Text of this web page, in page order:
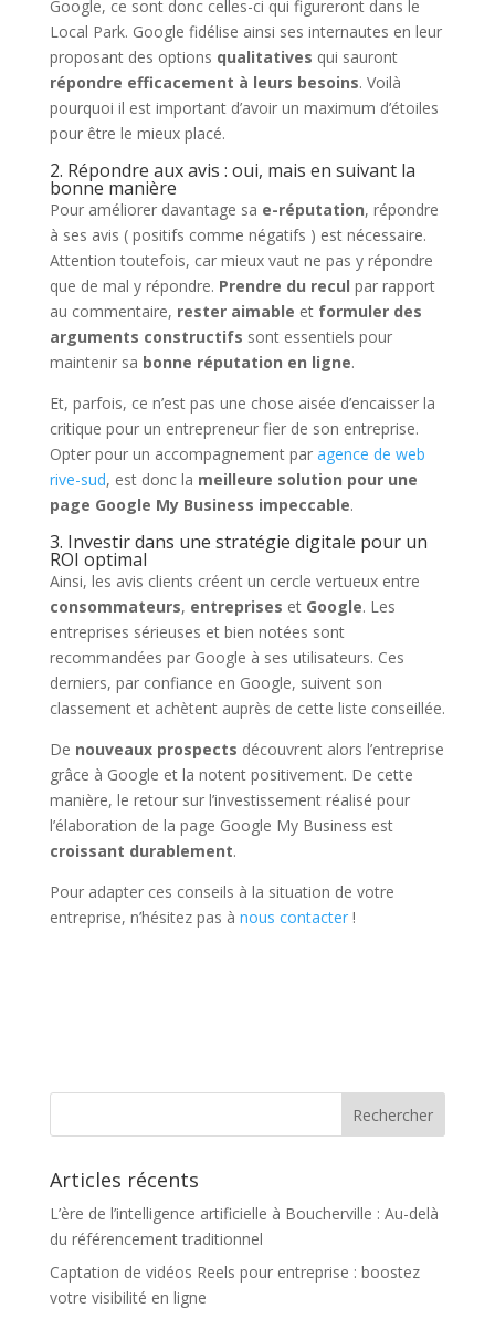
Google, ce sont donc celles-ci qui figureront dans le
Local Park. Google fidélise ainsi ses internautes en leur
proposant des options qualitatives qui sauront
répondre efficacement à leurs besoins. Voilà
pourquoi il est important d’avoir un maximum d’étoiles
pour être le mieux placé.
2. Répondre aux avis : oui, mais en suivant la
bonne manière
Pour améliorer davantage sa e-réputation, répondre
à ses avis ( positifs comme négatifs ) est nécessaire.
Attention toutefois, car mieux vaut ne pas y répondre
que de mal y répondre. Prendre du recul par rapport
au commentaire, rester aimable et formuler des
arguments constructifs sont essentiels pour
maintenir sa bonne réputation en ligne.
Et, parfois, ce n’est pas une chose aisée d’encaisser la
critique pour un entrepreneur fier de son entreprise.
Opter pour un accompagnement par agence de web
rive-sud, est donc la meilleure solution pour une
page Google My Business impeccable.
3. Investir dans une stratégie digitale pour un
ROI optimal
Ainsi, les avis clients créent un cercle vertueux entre
consommateurs, entreprises et Google. Les
entreprises sérieuses et bien notées sont
recommandées par Google à ses utilisateurs. Ces
derniers, par confiance en Google, suivent son
classement et achètent auprès de cette liste conseillée.
De nouveaux prospects découvrent alors l’entreprise
grâce à Google et la notent positivement. De cette
manière, le retour sur l’investissement réalisé pour
l’élaboration de la page Google My Business est
croissant durablement.
Pour adapter ces conseils à la situation de votre
entreprise, n’hésitez pas à nous contacter!
Articles récents
L’ère de l’intelligence artificielle à Boucherville : Au-delà
du référencement traditionnel
Captation de vidéos Reels pour entreprise : boostez
votre visibilité en ligne